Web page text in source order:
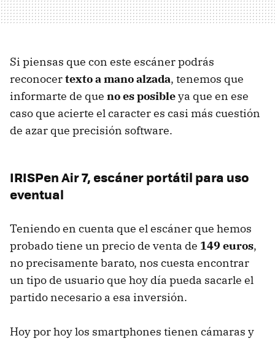
Si piensas que con este escáner podrás
reconocertexto a mano alzada, tenemos que
informarte de que no es posibleya que en ese
caso que acierte el caracter es casi más cuestión
de azar que precisión software.
IRISPen Air 7, escáner portátil para uso
eventual
Teniendo en cuenta que el escáner que hemos
probado tiene un precio de venta de 149 euros,
no precisamente barato, nos cuesta encontrar
un tipo de usuario que hoy día pueda sacarle el
partido necesario a esa inversión.
Hoy por hoy los smartphones tienen cámaras y